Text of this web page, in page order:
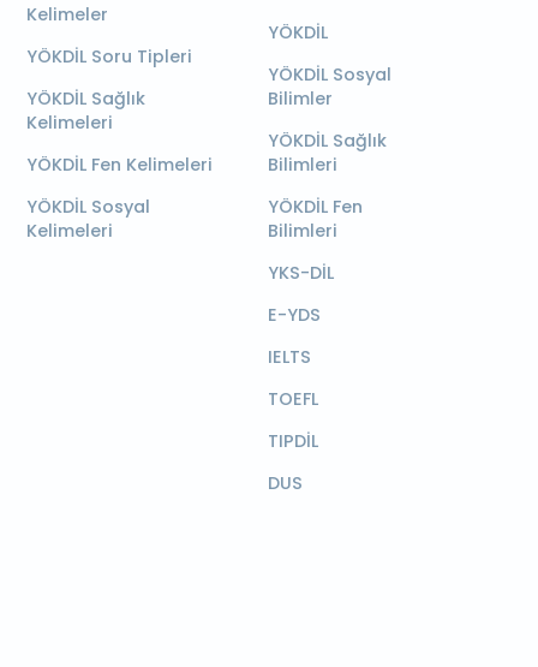
Kelimeler
YÖKDİL Soru Tipleri
YÖKDİL Sağlık
Kelimeleri
YÖKDİL Fen Kelimeleri
YÖKDİL Sosyal
Kelimeleri
YÖKDİL
YÖKDİL Sosyal
Bilimler
YÖKDİL Sağlık
Bilimleri
YÖKDİL Fen
Bilimleri
YKS-DİL
E-YDS
IELTS
TOEFL
TIPDİL
DUS